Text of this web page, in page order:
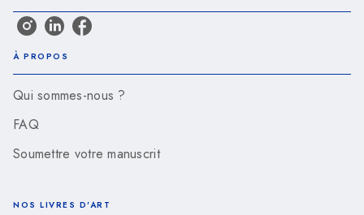
À PROPOS
Qui sommes-nous ?
FAQ
Soumettre votre manuscrit
NOS LIVRES D'ART